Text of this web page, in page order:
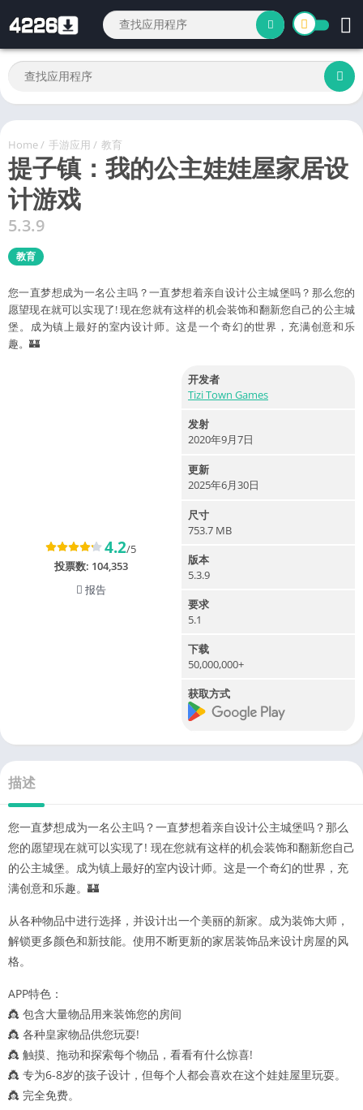
Home/ 手游应用 / 教育
提子镇：我的公主娃娃屋家居设
计游戏
5.3.9
教育
您一直梦想成为一名公主吗？一直梦想着亲自设计公主城堡吗？那么您的
愿望现在就可以实现了! 现在您就有这样的机会装饰和翻新您自己的公主城
堡。成为镇上最好的室内设计师。这是一个奇幻的世界，充满创意和乐
趣。🏰
4.2/5
投票数: 104,353
报告
开发者
Tizi Town Games
发射
2020年9月7日
更新
2025年6月30日
尺寸
753.7 MB
版本
5.3.9
要求
5.1
下载
50,000,000+
获取方式
描述
您一直梦想成为一名公主吗？一直梦想着亲自设计公主城堡吗？那么
您的愿望现在就可以实现了! 现在您就有这样的机会装饰和翻新您自己
的公主城堡。成为镇上最好的室内设计师。这是一个奇幻的世界，充
满创意和乐趣。🏰
从各种物品中进行选择，并设计出一个美丽的新家。成为装饰大师，
解锁更多颜色和新技能。使用不断更新的家居装饰品来设计房屋的风
格。
APP特色：
👸 包含大量物品用来装饰您的房间
👸 各种皇家物品供您玩耍!
👸 触摸、拖动和探索每个物品，看看有什么惊喜!
👸 专为6-8岁的孩子设计，但每个人都会喜欢在这个娃娃屋里玩耍。
👸 完全免费。